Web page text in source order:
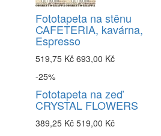
Fototapeta na stěnu
CAFETERIA, kavárna,
Espresso
519,75 Kč 693,00 Kč
-25%
Fototapeta na zeď
CRYSTAL FLOWERS
389,25 Kč 519,00 Kč